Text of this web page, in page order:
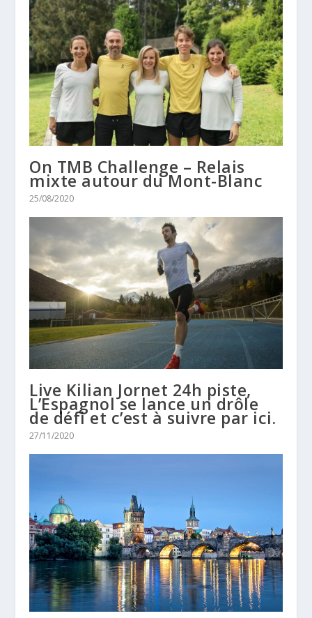
On TMB Challenge – Relais
mixte autour du Mont-Blanc
25/08/2020
Live Kilian Jornet 24h piste,
L’Espagnol se lance un drôle
de défi et c’est à suivre par ici.
27/11/2020